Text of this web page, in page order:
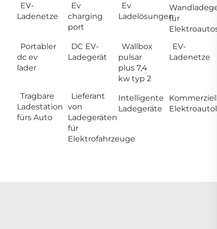
EV-
Ladenetze
Ev
charging
port
Ev
Ladelösungenfür
Portabler
dc ev
lader
DC EV-
Ladegerät
Wallbox
pulsar
plus 7,4
kw typ 2
EV-
Ladenetze
Tragbare
Ladestation
fürs Auto
Lieferant
von
Ladegeräten
für
Elektrofahrzeuge
Intelligente
Ladegeräte